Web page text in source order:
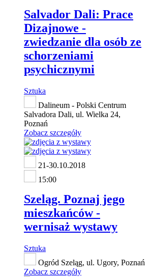
Salvador Dali: Prace
Dizajnowe -
zwiedzanie dla osób ze
schorzeniami
psychicznymi
Sztuka
Dalineum - Polski Centrum
Salvadora Dali, ul. Wielka 24,
Poznań
Zobacz szczegóły
21-30.10.2018
15:00
Szeląg. Poznaj jego
mieszkańców -
wernisaż wystawy
Sztuka
Ogród Szeląg, ul. Ugory, Poznań
Zobacz szczegóły